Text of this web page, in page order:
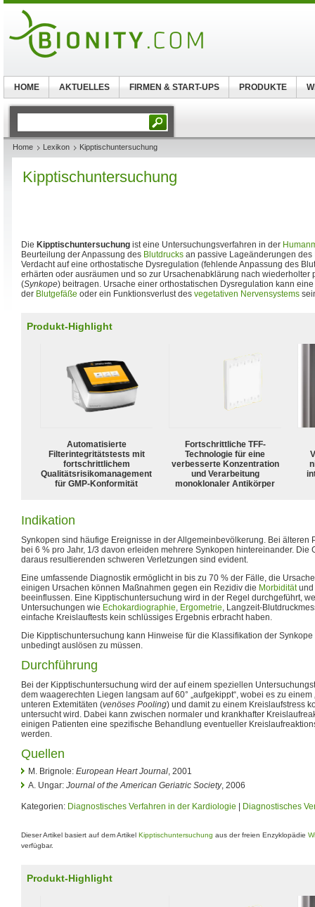
Home Lexikon Kipptischuntersuchung
Kipptischuntersuchung
Die Kipptischuntersuchung ist eine Untersuchungsverfahren in der
Beurteilung der Anpassung des Blutdrucks an passive Lageänderungen
Verdacht auf eine orthostatische Dysregulation (fehlende Anpassung des
erhärten oder ausräumen und so zur Ursachenabklärung nach wiederholter
(Synkope) beitragen. Ursache einer orthostatischen Dysregulation kann
der Blutgefäße oder ein Funktionsverlust des vegetativen Nervensystems
Produkt-Highlight
Automatisierte
Filterintegritätstests mit
fortschrittlichem
Qualitätsrisikomanagement
für GMP-Konformität
Fortschrittliche TFF-
Technologie für eine
verbesserte Konzentration
und Verarbeitung
monoklonaler Antikörper
Indikation
Synkopen sind häufige Ereignisse in der Allgemeinbevölkerung. Bei älteren
bei 6 % pro Jahr, 1/3 davon erleiden mehrere Synkopen hintereinander. Die
daraus resultierenden schweren Verletzungen sind evident.
Eine umfassende Diagnostik ermöglicht in bis zu 70 % der Fälle, die
einigen Ursachen können Maßnahmen gegen ein Rezidiv die Morbiditätund
beeinflussen. Eine Kipptischuntersuchung wird in der Regel durchgeführt,
Untersuchungen wie Echokardiographie, Ergometrie, Langzeit-
einfache Kreislauftests kein schlüssiges Ergebnis erbracht haben.
Die Kipptischuntersuchung kann Hinweise für die Klassifikation der
unbedingt auslösen zu müssen.
Durchführung
Bei der Kipptischuntersuchung wird der auf einem speziellen
dem waagerechten Liegen langsam auf 60° „aufgekippt“, wobei es zu einem
unteren Extemitäten (venöses Pooling) und damit zu einem Kreislaufstress
untersucht wird. Dabei kann zwischen normaler und krankhafter
einigen Patienten eine spezifische Behandlung eventueller
werden.
Quellen
M. Brignole: European Heart Journal, 2001
A. Ungar: Journal of the American Geriatric Society, 2006
Kategorien: Diagnostisches Verfahren in der Kardiologie Diagnostisches
Dieser Artikel basiert auf dem Artikel Kipptischuntersuchung aus der freien Enzyklopädie
verfügbar.
Produkt-Highlight
HOME AKTUELLES FIRMEN & START-UPS PRODUKTE